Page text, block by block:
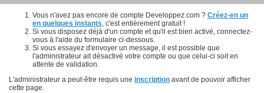
Vous n'avez pas encore de compte Developpez.com ? Créez-en un
en quelques instants , c'est entièrement gratuit !
Si vous disposez déjà d'un compte et qu'il est bien activé, connectez-
vous à l'aide du formulaire ci-dessous.
Si vous essayez d'envoyer un message, il est possible que
l'administrateur ait désactivé votre compte ou que celui-ci soit en
attente de validation.
L'administrateur a peut-être requis une inscription avant de pouvoir afficher
cette page.